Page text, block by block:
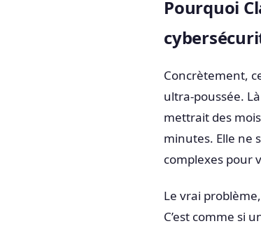
Pourquoi
Concrètement,
ultra-poussée.
mettrait des
minutes. Elle ne
complexes pour
Le vrai
C’est comme si